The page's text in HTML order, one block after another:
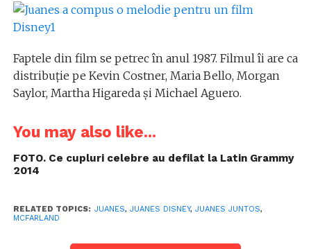
Faptele din film se petrec în anul 1987. Filmul îi are ca
distribuție pe Kevin Costner, Maria Bello, Morgan
Saylor, Martha Higareda și Michael Aguero.
You may also like...
FOTO. Ce cupluri celebre au defilat la Latin Grammy
2014
RELATED TOPICS: JUANES, JUANES DISNEY, JUANES JUNTOS,
MCFARLAND